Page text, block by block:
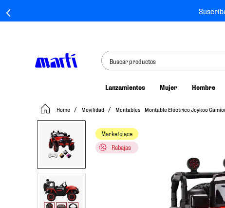
Buscar productos
Lanzamientos Mujer Hombre
Movilidad Montables Montable Eléctrico Joykoo
Marketplace
Rebajas
tenis mujer
tenis hombre
mochila